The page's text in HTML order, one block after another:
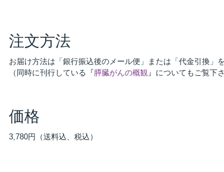
注文方法
お届け方法は「銀行振込後のメール便」または「代金引換」
（同時に刊行している『膵臓がんの概観』についてもご覧下さ
価格
3,780円（送料込、税込）